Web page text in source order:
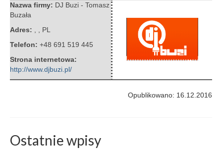
Nazwa firmy: DJ Buzi - Tomasz
Buzała
Adres:
PL
Telefon: +48 691 519 445
Strona internetowa:
http://www.djbuzi.pl/
Opublikowano: 16.12.2016
Ostatnie wpisy